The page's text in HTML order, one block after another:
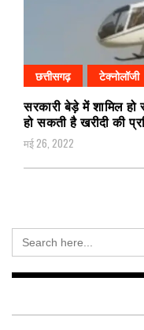
छत्तीसगढ़ टेक्नोलॉजी
सरकारी बेड़े में शामिल
हो सकती है खरीदी की
मई 26, 2022
Search
for: